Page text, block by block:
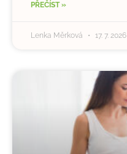
PŘEČÍST »
Lenka Měrková 17. 7. 2026